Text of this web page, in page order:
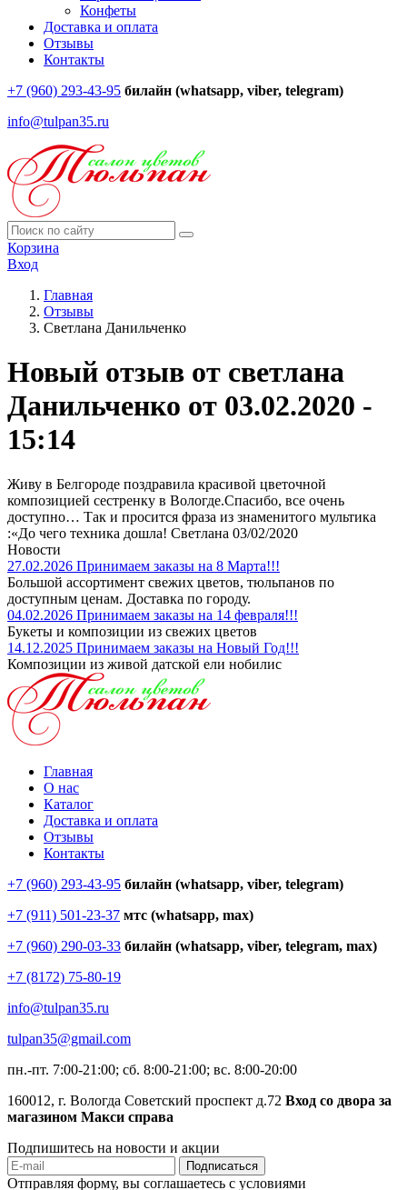
Конфеты
Доставка и оплата
Отзывы
Контакты
+7 (960) 293-43-95 билайн (whatsapp, viber, telegram)
info@tulpan35.ru
Корзина
Вход
Главная
Отзывы
Светлана Данильченко
Новый отзыв от светлана
Данильченко от 03.02.2020 -
15:14
Живу в Белгороде поздравила красивой цветочной
композицией сестренку в Вологде.Спасибо, все очень
доступно… Так и просится фраза из знаменитого мультика
:«До чего техника дошла! Светлана 03/02/2020
Новости
27.02.2026 Принимаем заказы на 8 Марта!!!
Большой ассортимент свежих цветов, тюльпанов по
доступным ценам. Доставка по городу.
04.02.2026 Принимаем заказы на 14 февраля!!!
Букеты и композиции из свежих цветов
14.12.2025 Принимаем заказы на Новый Год!!!
Композиции из живой датской ели нобилис
Главная
О нас
Каталог
Доставка и оплата
Отзывы
Контакты
+7 (960) 293-43-95 билайн (whatsapp, viber, telegram)
+7 (911) 501-23-37 мтс (whatsapp, max)
+7 (960) 290-03-33 билайн (whatsapp, viber, telegram, max)
+7 (8172) 75-80-19
info@tulpan35.ru
tulpan35@gmail.com
пн.-пт. 7:00-21:00; сб. 8:00-21:00; вс. 8:00-20:00
160012, г. Вологда Советский проспект д.72 Вход со двора за
магазином Макси справа
Подпишитесь на новости и акции
Отправляя форму, вы соглашаетесь с условиями